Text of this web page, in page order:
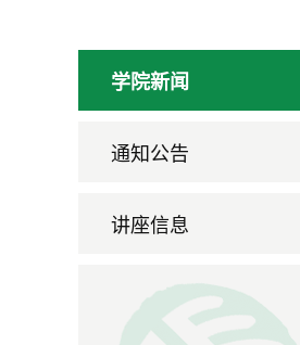
学院新闻
通知公告
讲座信息